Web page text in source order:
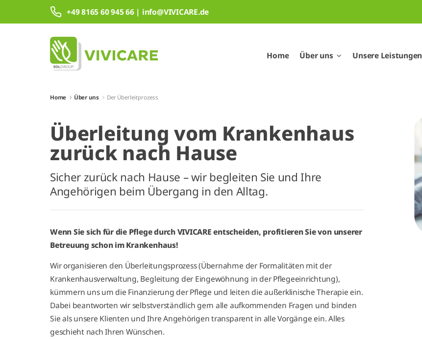
Zum Hauptinhalt springen+49 8165 60 945 66 | info@VIVICARE.de
Home Über uns Unsere Leistungen
Home Über uns Der Überleitprozess
Überleitung vom Krankenhaus
zurück nach Hause
Sicher zurück nach Hause – wir begleiten Sie und Ihre
Angehörigen beim Übergang in den Alltag.
Wenn Sie sich für die Pflege durch VIVICARE entscheiden, profitieren Sie von unserer
Betreuung schon im Krankenhaus!
Wir organisieren den Überleitungsprozess (Übernahme der Formalitäten mit der
Krankenhausverwaltung, Begleitung der Eingewöhnung in der Pflegeeinrichtung),
kümmern uns um die Finanzierung der Pflege und leiten die außerklinische Therapie ein.
Dabei beantworten wir selbstverständlich gern alle aufkommenden Fragen und binden
Sie als unsere Klienten und Ihre Angehörigen transparent in alle Vorgänge ein. Alles
geschieht nach Ihren Wünschen.